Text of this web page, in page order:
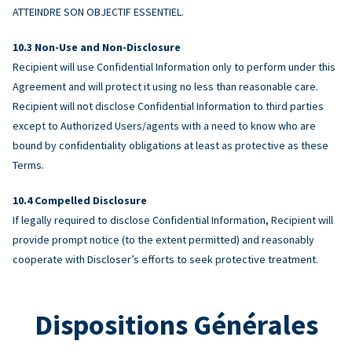
ATTEINDRE SON OBJECTIF ESSENTIEL.
Non-Use and Non-Disclosure
Recipient will use Confidential Information only to perform under this
Agreement and will protect it using no less than reasonable care.
Recipient will not disclose Confidential Information to third parties
except to Authorized Users/agents with a need to know who are
bound by confidentiality obligations at least as protective as these
Terms.
Compelled Disclosure
If legally required to disclose Confidential Information, Recipient will
provide prompt notice (to the extent permitted) and reasonably
cooperate with Discloser’s efforts to seek protective treatment.
Dispositions Générales